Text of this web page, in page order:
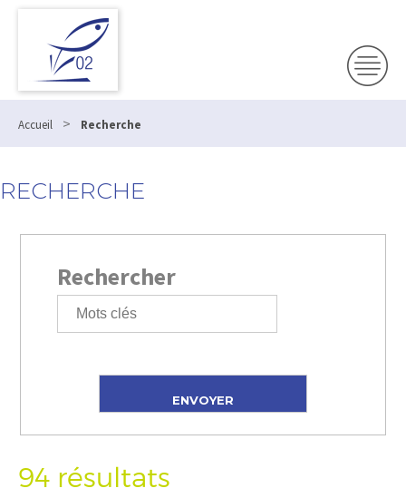
Accueil > Recherche
RECHERCHE
Rechercher
94 résultats